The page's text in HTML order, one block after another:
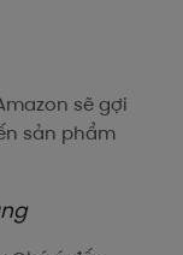
sẽ gợi
sản phẩm